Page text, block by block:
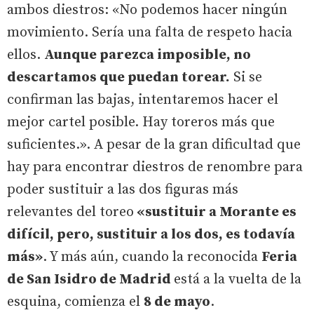
ambos diestros: «No podemos hacer ningún
movimiento. Sería una falta de respeto hacia
ellos. Aunque parezca imposible, no
descartamos que puedan torear. Si se
confirman las bajas, intentaremos hacer el
mejor cartel posible. Hay toreros más que
suficientes.». A pesar de la gran dificultad que
hay para encontrar diestros de renombre para
poder sustituir a las dos figuras más
relevantes del toreo «sustituir a Morante es
difícil, pero, sustituir a los dos, es todavía
más». Y más aún, cuando la reconocida Feria
de San Isidro de Madrid está a la vuelta de la
esquina, comienza el 8 de mayo.